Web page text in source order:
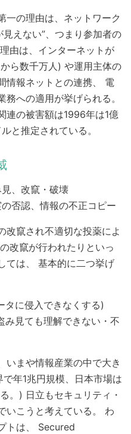
の理由は、ネットワーク
えない”、つまり参加者の
由は、インターネットが
ら数千万人) や運用主体の
情報ネットとの連携、 電
への適用が挙げられる。
連の被害額は1996年は1億
と推定されている。
、改竄・破壊
否認、情報の不正コピー
竄され不適切な投薬によ
改竄が行われたりといっ
ては、 基本的に二つ挙げ
タに侵入できなくする)
み見ても理解できない・不
まや情報産業の中で大き
年1兆円規模、日本市場は
。) 日立もセキュリティ・
いこうと考えている。 わ
トは、 Secured